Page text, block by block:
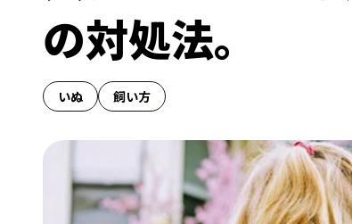
の対処法。
いぬ 飼い方